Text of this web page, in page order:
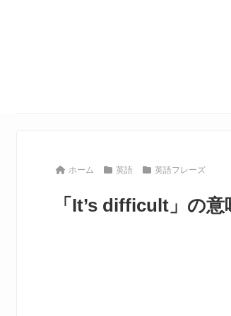
ホーム 英語 英語フレーズ
「It’s difficult」の